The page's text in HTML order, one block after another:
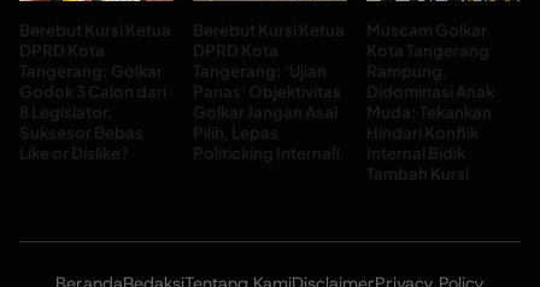
Berebut Kursi Ketua
DPRD Kota
Tangerang: Golkar
Godok 3 Calon dari
8 Legislator,
Suksesor Bebas
Like or Dislike?
Berebut Kursi Ketua
DPRD Kota
Tangerang: ‘Ujian
Panas’ Objektivitas
Golkar Jangan Asal
Pilih, Lepas
Politicking Internal!
Muscam Golkar
Kota Tangerang
Rampung,
Didominasi Anak
Muda: Tekankan
Hindari Konflik
Internal Bidik
Tambah Kursi